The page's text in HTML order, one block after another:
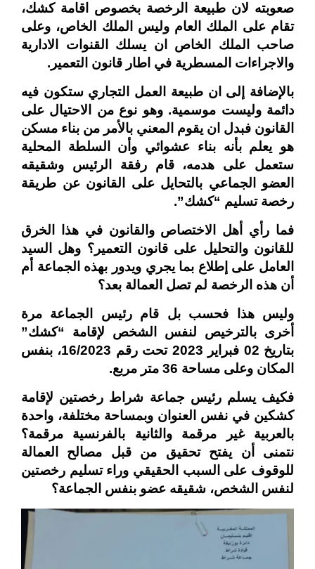
صعوبته لان طبيعة الرخصة بخصوص اقامة كشك،
تقام على الملك العام وليس الملك الخاص، وعلى
صاحب الملك الخاص ان يسلك القنوات الادارية
والاجراءات المسطرية في اطار قانون التعمير.
بالإضافة إلى ان طبيعة العمل التجاري ستكون فيه
دائمة وليست موسمية. وهو نوع من الاحتيال على
القانون فبدل ان يقوم المعني بالأمر من بناء مسكن
هو يعلم بأنه بناء عشوائي وأن السلطة المحلية
ستعمل على هدمه، قام رفقة الرئيس وشقيقه
العضو الجماعي بالتحايل على القانون عن طريقة
رخصة تسليم “كشك”.
فما رأي أهل الاختصاص والقانون في هذا الخرق
للقانون والتحليل على قانون التعمير؟ وهل السيد
العامل على إطلاع بما يجري ويدور بهذه الجماعة أم
أن هذه الرخصة لم تصل العمالة بعد؟
وليس هذا فحسب بل قام رئيس الجماعة مرة
أخرى بالترخيص لنفس الشخص لإقامة “كشك”
بتاريخ 02 فبراير 2023 تحت رقم 16/2023، بنفس
المكان وعلى مساحة 36 متر مربع.
فكيف يسلم رئيس جماعة شراط رخصتين لإقامة
كشكين في نفس العنوان وبمساحة مختلفة، واحدة
بالعربية غير مرقمة والثانية بالفرنسية مرقمة؟
نتمنى أن يفتح تحقيق من قبل مصالح العمالة
للوقوف على السبب الحقيقي وراء تسليم رخصتين
لنفس الشخص، شقيقه عضو بنفس الجماعة؟